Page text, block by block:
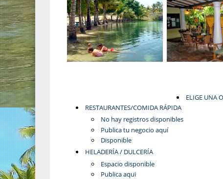
ELIGE UNA
RESTAURANTES/COMIDA RÁPIDA
No hay registros disponibles
Publica tu negocio aquí
Disponible
HELADERÍA / DULCERÍA
Espacio disponible
Publica aqui